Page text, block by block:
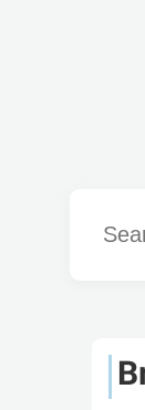
Word